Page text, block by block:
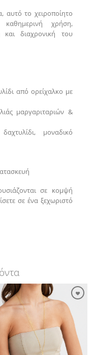
αυτό το χειροποίητο
χρήση,
διαχρονική του
από ορείχαλκο με
μαργαριταριών &
μοναδικό
σε κομψή
σε ένα ξεχωριστό